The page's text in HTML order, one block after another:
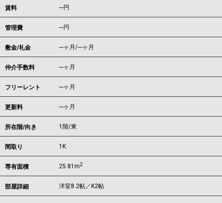
賃料 ---円
管理費 ---円
敷金/礼金 ---ヶ月/---ヶ月
仲介手数料 ---ヶ月
フリーレント ---ヶ月
更新料 ---ヶ月
所在階/向き 1階/東
間取り 1K
専有面積 25.81m2
部屋詳細 洋室8.2帖／K2帖